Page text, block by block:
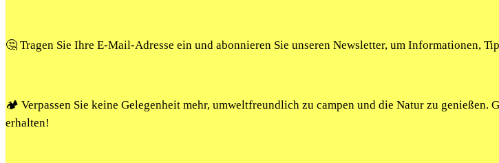
🤔 Tragen Sie Ihre E-Mail-Adresse ein und abonnieren Sie unseren Newsletter, um Informationen,
🏕️ Verpassen Sie keine Gelegenheit mehr, umweltfreundlich zu campen und die Natur zu genießen.
erhalten!